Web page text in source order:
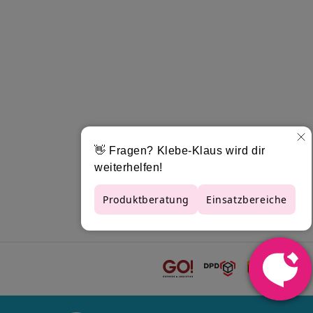
auf Naturkautschuk-Basis ausgeführt und
sodass das Material problemlos über
R-Tape 4050RLA Transfertape ist für die
einsetzen. Die Materialstärke beträgt 0,115
Breiten auf Rollen zu je 100
Klebkraft-Einstellung für Sie in mehreren
und mit kurzer Lieferzeit.